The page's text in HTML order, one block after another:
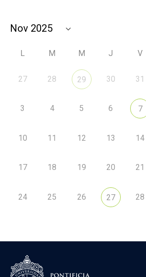
L M M J V
27 28 29 30 31
3 4 5 6 7
10 11 12 13 14
17 18 19 20 21
24 25 26 27 28